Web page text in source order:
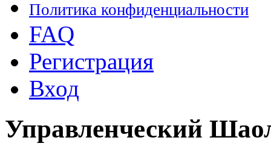
Политика конфиденциальности
FAQ
Регистрация
Вход
Управленческий